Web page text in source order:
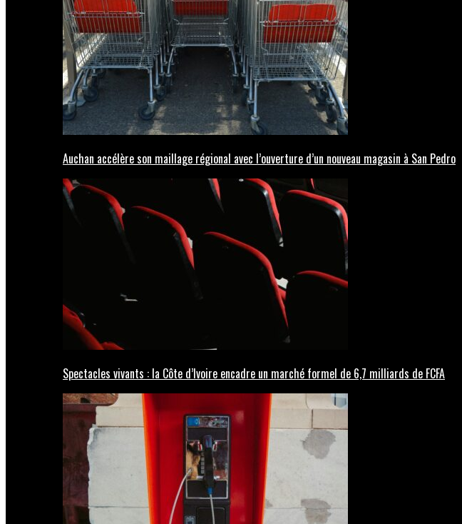
Auchan accélère son maillage régional avec l’ouverture d’un nouveau magasin à San Pedro
Spectacles vivants : la Côte d’Ivoire encadre un marché formel de 6,7 milliards de FCFA